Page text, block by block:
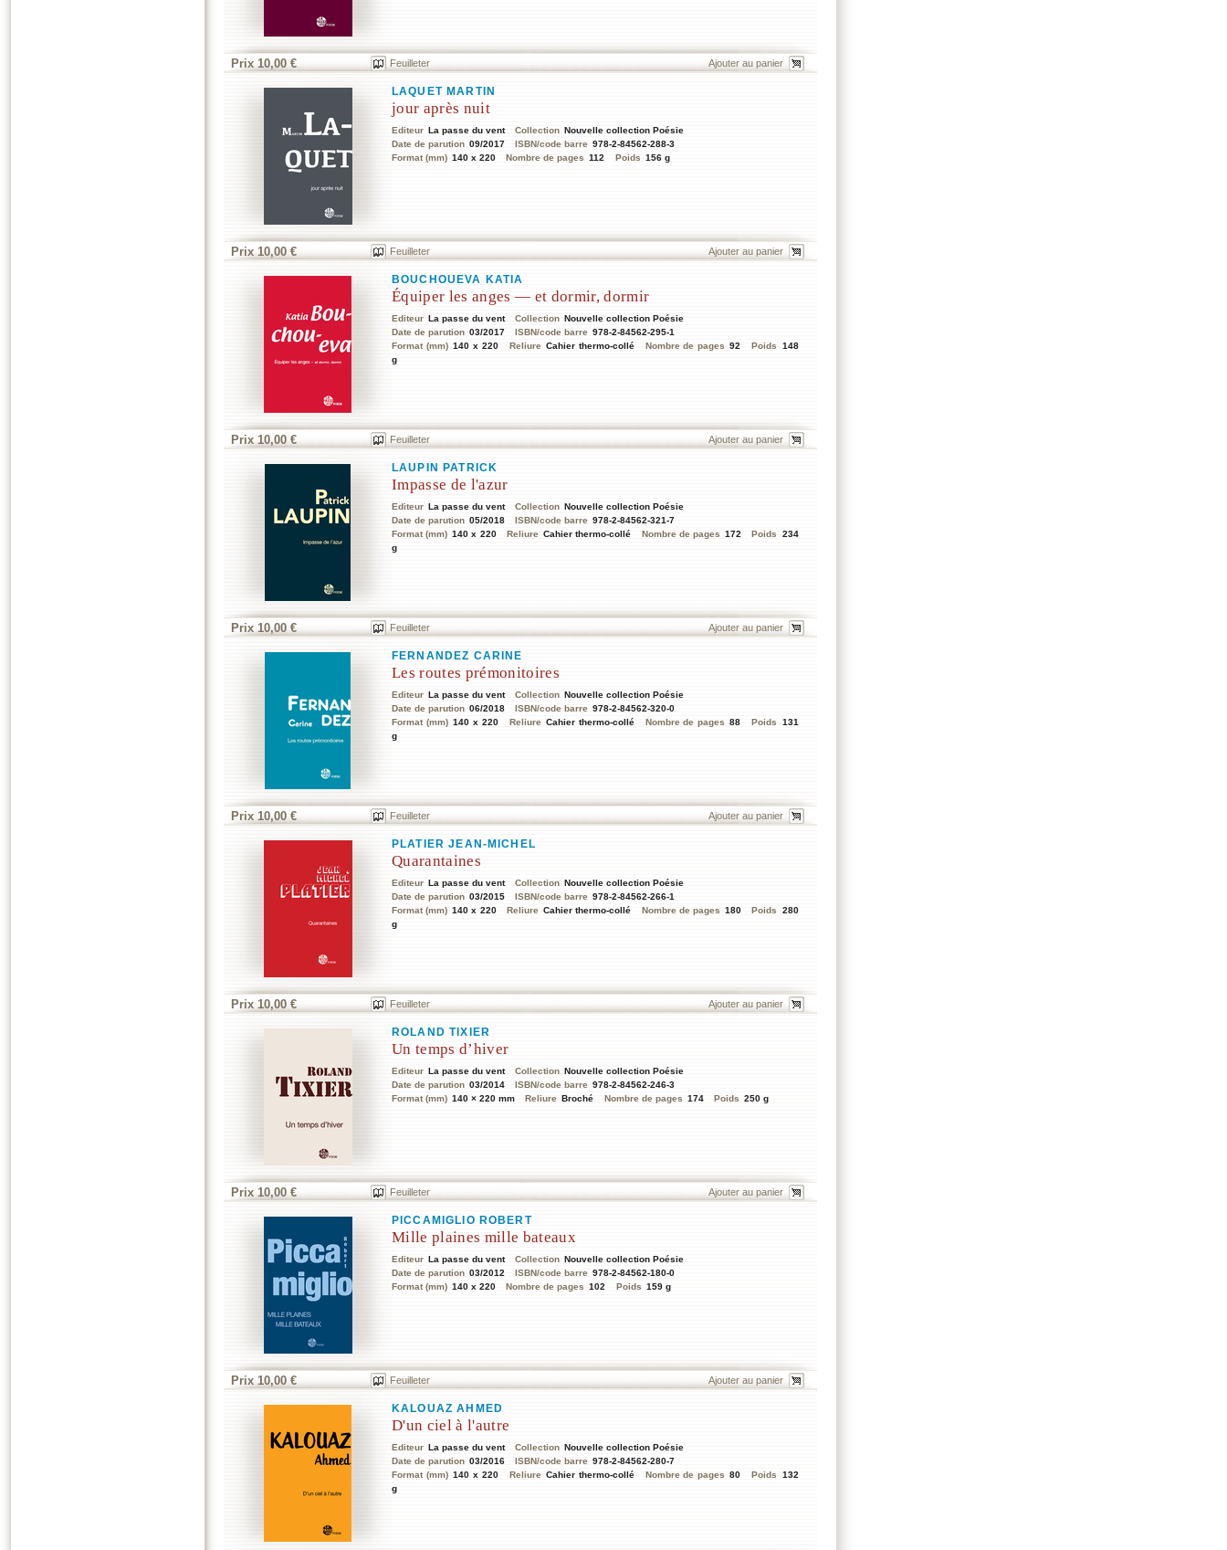
Prix 10,00 € Feuilleter
LAQUET MARTIN
jour après nuit
Editeur La passe du vent Collection Nouvelle collection Poésie
Date de parution 09/2017 ISBN/code barre 978-2-84562-288-3
Format (mm) 140 x 220 Nombre de pages 112 Poids 156 g
Prix 10,00 € Feuilleter
BOUCHOUEVA KATIA
Équiper les anges — et dormir, dormir
Editeur La passe du vent Collection Nouvelle collection Poésie
Date de parution 03/2017 ISBN/code barre 978-2-84562-295-1
Format (mm) 140 x 220 Reliure Cahier thermo-collé Nombre de pages 92 Poids
148
g
Prix 10,00 € Feuilleter
LAUPIN PATRICK
Impasse de l'azur
Editeur La passe du vent Collection Nouvelle collection Poésie
Date de parution 05/2018 ISBN/code barre 978-2-84562-321-7
Format (mm) 140 x 220 Reliure Cahier thermo-collé Nombre de pages 172 Poids
234
g
Prix 10,00 € Feuilleter
FERNANDEZ CARINE
Les routes prémonitoires
Editeur La passe du vent Collection Nouvelle collection Poésie
Date de parution 06/2018 ISBN/code barre 978-2-84562-320-0
Format (mm) 140 x 220 Reliure Cahier thermo-collé Nombre de pages 88 Poids
131
g
Prix 10,00 € Feuilleter
PLATIER JEAN-MICHEL
Quarantaines
Editeur La passe du vent Collection Nouvelle collection Poésie
Date de parution 03/2015 ISBN/code barre 978-2-84562-266-1
Format (mm) 140 x 220 Reliure Cahier thermo-collé Nombre de pages 180 Poids
280
g
Prix 10,00 € Feuilleter
ROLAND TIXIER
Un temps d’hiver
Editeur La passe du vent Collection Nouvelle collection Poésie
Date de parution 03/2014 ISBN/code barre 978-2-84562-246-3
Format (mm) 140 × 220 mm Reliure Broché Nombre de pages 174 Poids 250 g
Prix 10,00 € Feuilleter
PICCAMIGLIO ROBERT
Mille plaines mille bateaux
Editeur La passe du vent Collection Nouvelle collection Poésie
Date de parution 03/2012 ISBN/code barre 978-2-84562-180-0
Format (mm) 140 x 220 Nombre de pages 102 Poids 159 g
Prix 10,00 € Feuilleter
KALOUAZ AHMED
D'un ciel à l'autre
Editeur La passe du vent Collection Nouvelle collection Poésie
Date de parution 03/2016 ISBN/code barre 978-2-84562-280-7
Format (mm) 140 x 220 Reliure Cahier thermo-collé Nombre de pages 80 Poids
132
g